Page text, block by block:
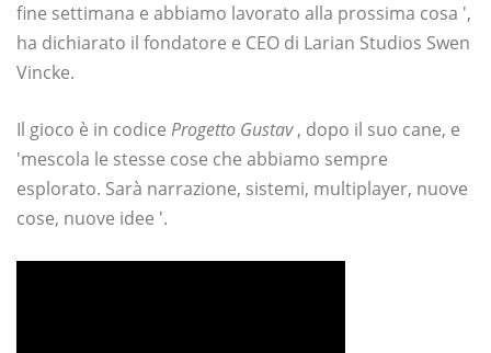
fine settimana e abbiamo lavorato alla prossima cosa ',
ha dichiarato il fondatore e CEO di Larian Studios Swen
Vincke.
Il gioco è in codice Progetto Gustav, dopo il suo cane, e
'mescola le stesse cose che abbiamo sempre
esplorato. Sarà narrazione, sistemi, multiplayer, nuove
cose, nuove idee '.